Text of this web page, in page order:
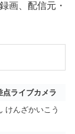
画、配信元・
点ライブカメラ
けんざかいこう